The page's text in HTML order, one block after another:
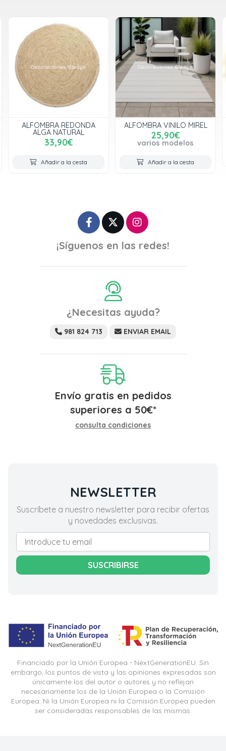
ALFOMBRA VINILO MIREL
25,90€
varios modelos
Añadir a la cesta
ALFOMBRA FLORES
38,00€
¡Síguenos en las redes!
¿Necesitas ayuda?
981 824 713 ENVIAR EMAIL
Envío gratis en pedidos
superiores a 50€*
consulta condiciones
NEWSLETTER
Suscríbete a nuestro newsletter para recibir ofertas
y novedades exclusivas.
SUSCRIBIRSE
Financiado por la Unión Europea - NextGenerationEU. Sin
embargo, los puntos de vista y las opiniones expresadas son
únicamente los del autor o autores y no reflejan
necesariamente los de la Unión Europea o la Comisión
Europea. Ni la Unión Europea ni la Comisión Europea pueden
ser consideradas responsables de las mismas.